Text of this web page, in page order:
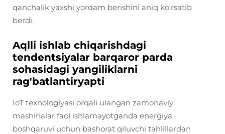
qanchalik yaxshi yordam berishini aniq ko'rsatib
berdi.
Aqlli ishlab chiqarishdagi
tendentsiyalar barqaror parda
sohasidagi yangiliklarni
rag'batlantiryapti
IoT texnologiyasi orqali ulangan zamonaviy
mashinalar faol ishlamayotganda energiya
boshqaruvi uchun bashorat qiluvchi tahlillardan